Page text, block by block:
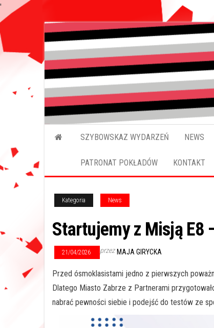
'
do
treści
SZYBOWSKAZ WYDARZEŃ NEWS
PATRONAT POKŁADÓW KONTAKT
Kategoria News
Startujemy z Misją E8
21/04/2026 przez MAJA GIRYCKA
Przed ósmoklasistami jedno z pierwszych
Dlatego Miasto Zabrze z Partnerami
nabrać pewności siebie i podejść do testów ze